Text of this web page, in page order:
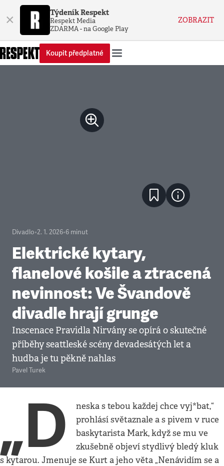
× Týdeník Respekt
Respekt Media
ZDARMA - na Google Play
ZOBRAZIT
Koupit předplatné
Divadlo•2. 1. 2026•6 minut
Elektrické kytary,
flanelové košile a ztracená
nevinnost: Ve Švandově
divadle hrají grunge
Inscenace Pravidla Nirvány se opírá o skutečné
příběhy seattleské scény devadesátých let a
hudba je tu pěkně nahlas
Pavel Turek
„D
neska s tebou každej chce vyj*bat,“
prohlásí světaznale a s pivem v ruce
baskytarista Mark, když se mu ve
zkušebně objeví stydlivý bledý kluk
s kytarou. Jmenuje se Kurt a jeho věta „Nenávidím se a